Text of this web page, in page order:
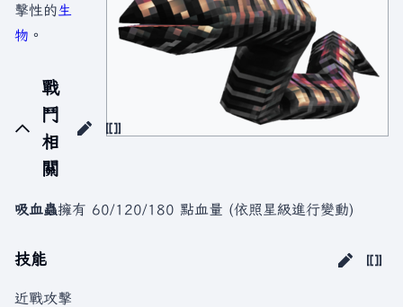
擊性的生
物 。
戰
鬥
相
關
吸血蟲擁有 60/120/180 點血量 (依照星級進行變動)
技能
近戰攻擊